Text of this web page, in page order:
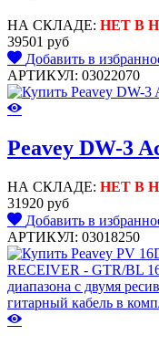
НА СКЛАДЕ: НЕТ В
39501 руб
Добавить в
АРТИКУЛ: 03022070
Peavey DW-3
НА СКЛАДЕ: НЕТ В
31920 руб
Добавить в
АРТИКУЛ: 03018250